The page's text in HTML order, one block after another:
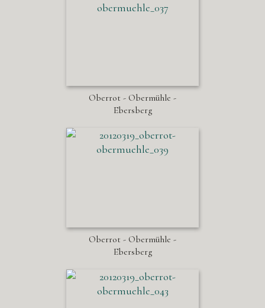
Oberrot - Obermühle -
Ebersberg
Oberrot - Obermühle -
Ebersberg